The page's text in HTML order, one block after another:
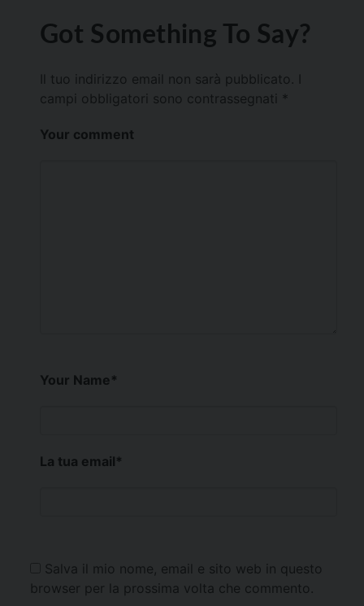
Got Something To Say?
Il tuo indirizzo email non sarà pubblicato.
campi obbligatori sono contrassegnati *
Your comment
Your Name*
La tua email*
Salva il mio nome, email e sito web in questo
browser per la prossima volta che commento.